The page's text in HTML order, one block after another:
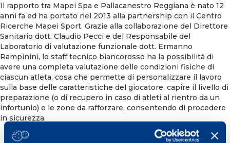
Il rapporto tra Mapei Spa e Pallacanestro Reggiana è nato 12
anni fa ed ha portato nel 2013 alla partnership con il Centro
Ricerche Mapei Sport. Grazie alla collaborazione del Direttore
Sanitario dott. Claudio Pecci e del Responsabile del
Laboratorio di valutazione funzionale dott. Ermanno
Rampinini, lo staff tecnico biancorosso ha la possibilità di
avere una completa valutazione delle condizioni fisiche di
ciascun atleta, cosa che permette di personalizzare il lavoro
sulla base delle caratteristiche del giocatore, capire il livello di
preparazione (o di recupero in caso di atleti al rientro da un
infortunio) e le zone da rafforzare, consentendo di procedere
in sicurezza.